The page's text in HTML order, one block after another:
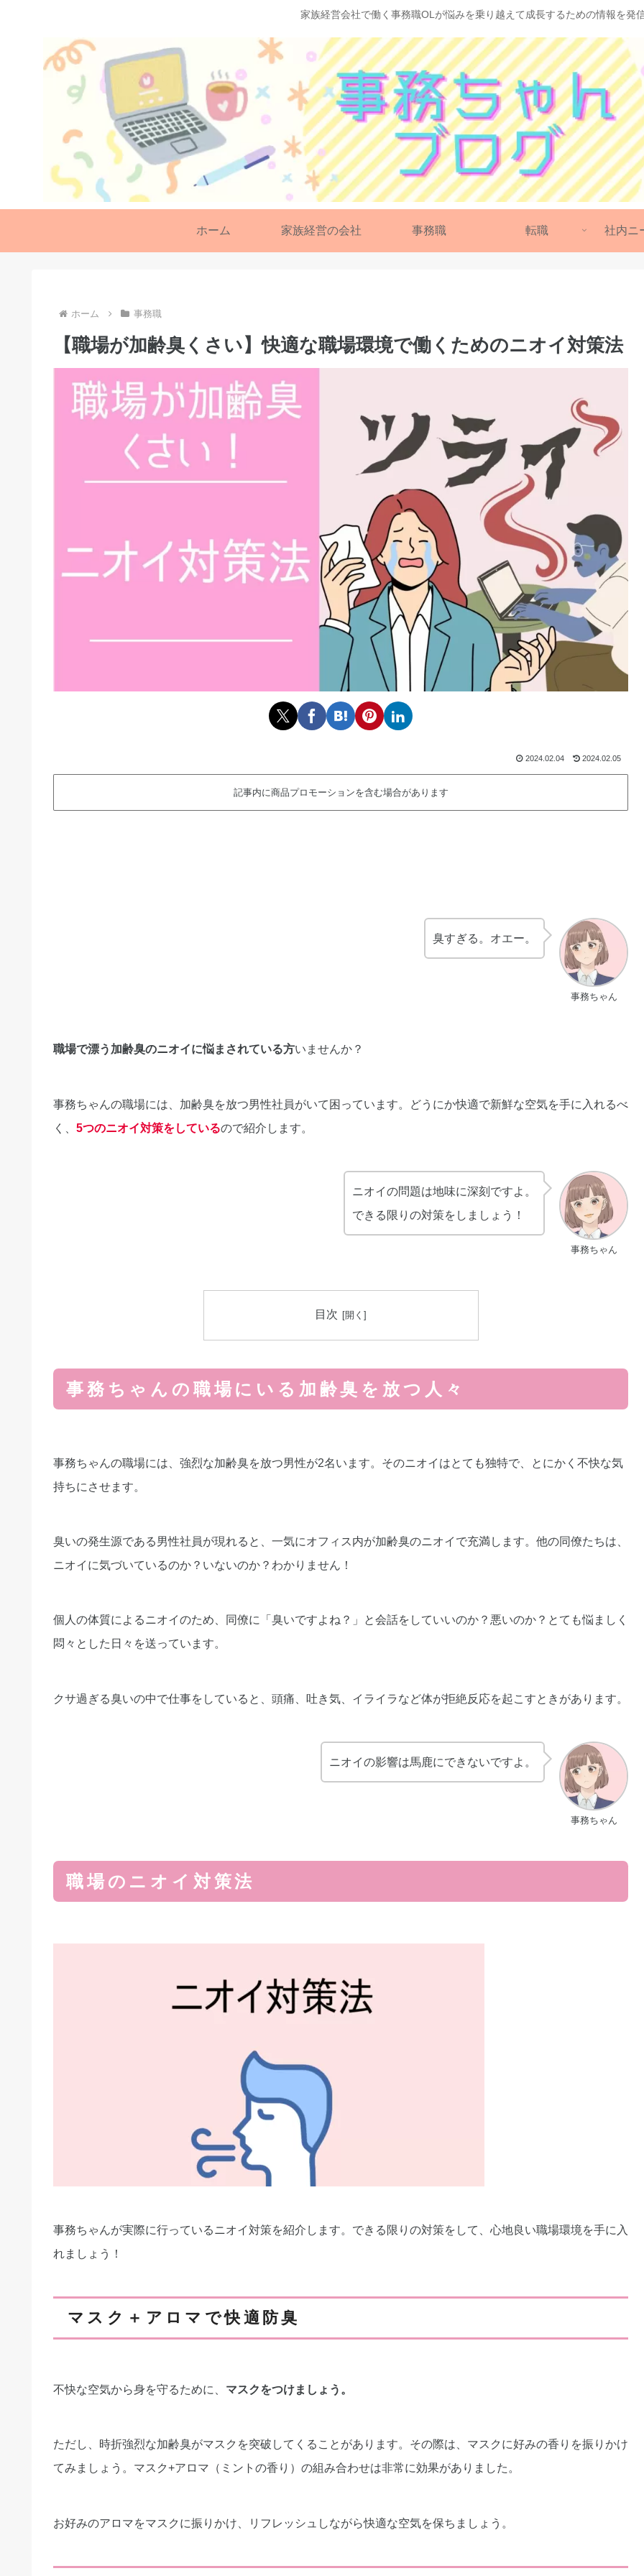
家族経営会社で働く事務職OLが悩みを乗り越えて成長するための情報を発
ホーム 家族経営の会社 事務職 転職 社内ニ
ホーム 事務職
【職場が加齢臭くさい】快適な職場環境で働くためのニオイ対策法
2024.02.04 2024.02.05
記事内に商品プロモーションを含む場合があります
事務ちゃん
臭すぎる。オエー。
職場で漂う加齢臭のニオイに悩まされている方いませんか？
事務ちゃんの職場には、加齢臭を放つ男性社員がいて困っています。どうにか快適で新鮮な空気を手に入れるべ
く、 5つのニオイ対策をしているので紹介します。
事務ちゃん
ニオイの問題は地味に深刻ですよ。
できる限りの対策をしましょう！
目次
事務ちゃんの職場にいる加齢臭を放つ人々
事務ちゃんの職場には、強烈な加齢臭を放つ男性が2名います。そのニオイはとても独特で、とにかく不快な気
持ちにさせます。
臭いの発生源である男性社員が現れると、一気にオフィス内が加齢臭のニオイで充満します。他の同僚たちは、
ニオイに気づいているのか？いないのか？わかりません！
個人の体質によるニオイのため、同僚に「臭いですよね？」と会話をしていいのか？悪いのか？とても悩ましく
悶々とした日々を送っています。
クサ過ぎる臭いの中で仕事をしていると、頭痛、吐き気、イライラなど体が拒絶反応を起こすときがあります。
事務ちゃん
ニオイの影響は馬鹿にできないですよ。
職場のニオイ対策法
事務ちゃんが実際に行っているニオイ対策を紹介します。できる限りの対策をして、心地良い職場環境を手に入
れましょう！
マスク＋アロマで快適防臭
不快な空気から身を守るために、 マスクをつけましょう。
ただし、時折強烈な加齢臭がマスクを突破してくることがあります。その際は、マスクに好みの香りを振りかけ
てみましょう。マスク+アロマ（ミントの香り）の組み合わせは非常に効果がありました。
お好みのアロマをマスクに振りかけ、リフレッシュしながら快適な空気を保ちましょう。